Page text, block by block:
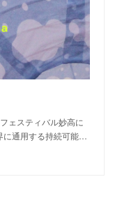
ェスティバル妙高に
に通用する持続可能…